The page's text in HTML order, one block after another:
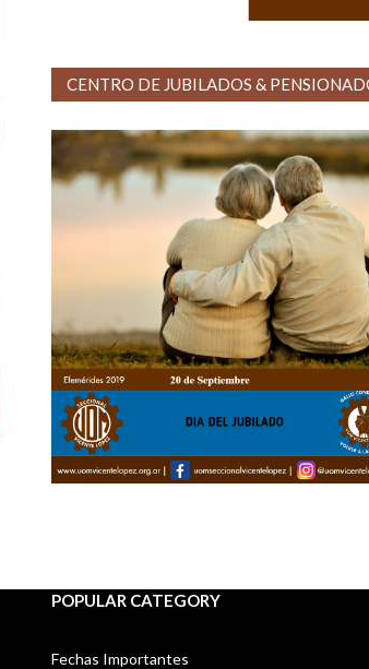
CENTRO DE JUBILADOS &
POPULAR CATEGORY
Fechas Importantes